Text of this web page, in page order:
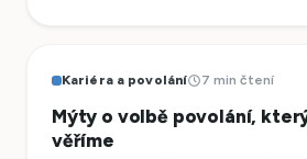
Kariéra a povolání 7 min čtení
Mýty o volbě povolání,
věříme